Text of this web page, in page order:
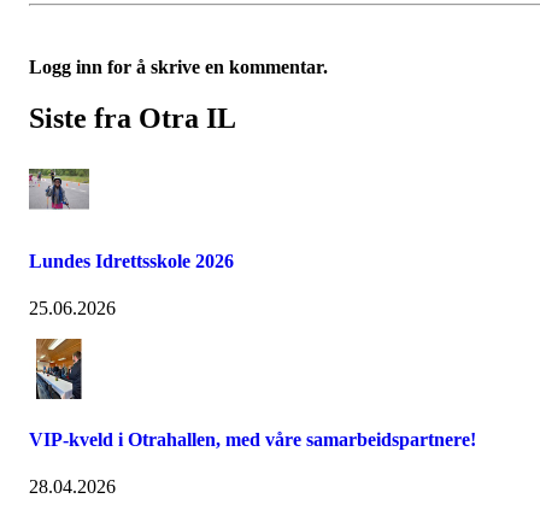
Logg inn for å skrive en kommentar.
Siste fra Otra IL
Lundes Idrettsskole 2026
25.06.2026
VIP-kveld i Otrahallen, med våre samarbeidspartnere!
28.04.2026